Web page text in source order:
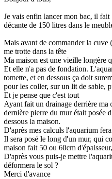
Je vais enfin lancer mon bac, il
décante de 150 litres dans le
Mais avant de commander la cuve
me trotte dans la tête
Ma maison est une vieille longère
Et elle n'a pas de fondation.
tomette, et en dessous ça doit
pour les coller, sur un lit de sable,
Et je pense que c'est tout
Ayant fait un drainage derrière ma
dernière pierre du mur était posée
dessous la maison.
D'après mes calculs l'aquarium
Il sera posé le long d'un mur, qui
maison fait 50 ou 60cm
D'après vous puis-je mettre
déformera le sol ?
Merci d'avance